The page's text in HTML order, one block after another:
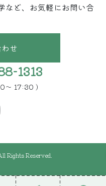
など、お気軽にお問い合
せ
1313
〜 17:30 )
Rights Reserved.